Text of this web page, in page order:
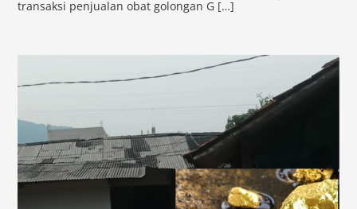
transaksi penjualan obat golongan G […]